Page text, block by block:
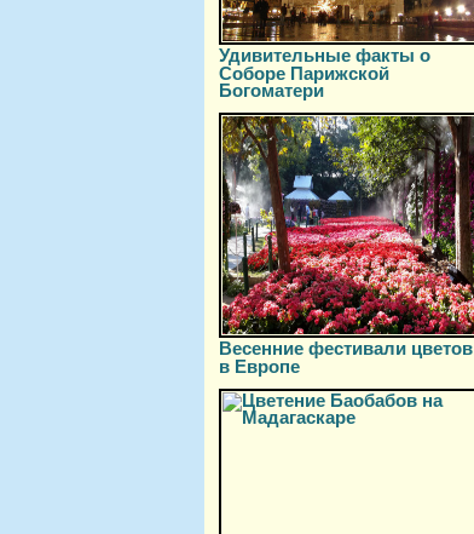
Удивительные факты о
Соборе Парижской
Богоматери
Весенние фестивали цветов
в Европе